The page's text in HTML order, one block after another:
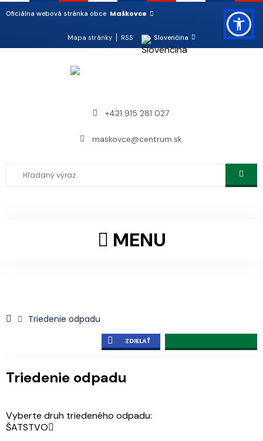
Oficiálna webová stránka obce Maškovce
Mapa stránky RSS Slovenčina
+421 915 281 027
maskovce@centrum.sk
MENU
Triedenie odpadu
ZDIELAŤ
Triedenie odpadu
Vyberte druh triedeného odpadu:
ŠATSTVO